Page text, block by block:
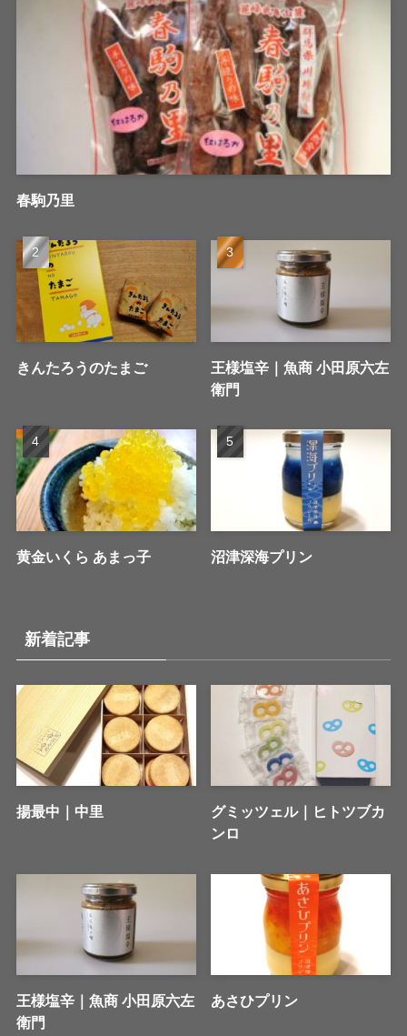
春駒乃里
きんたろうのたまご
王様塩辛｜魚商 小田原六左
衛門
黄金いくら あまっ子 沼津深海プリン
新着記事
揚最中｜中里
グミッツェル｜ヒトツブカ
ンロ
王様塩辛｜魚商 小田原六左
衛門
あさひプリン